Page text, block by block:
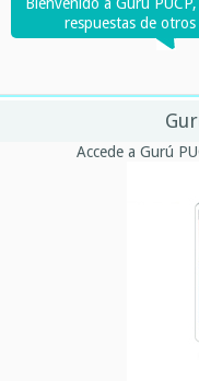
respuestas de
Accede a Gurú